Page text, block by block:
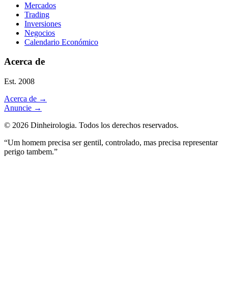
Mercados
Trading
Inversiones
Negocios
Calendario Económico
Acerca de
Est. 2008
Acerca de →
Anuncie →
© 2026 Dinheirologia. Todos los derechos reservados.
“Um homem precisa ser gentil, controlado, mas precisa representar
perigo tambem.”